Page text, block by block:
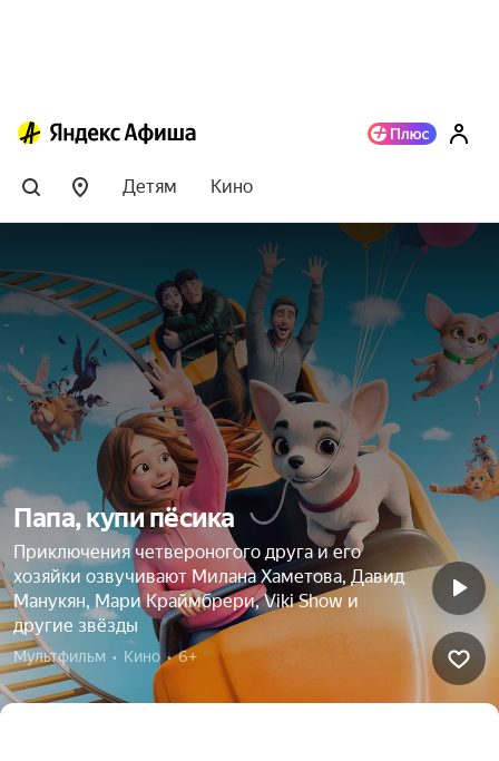
Детям Кино
Папа, купи пёсика
Приключения четвероногого друга и его
хозяйки озвучивают Милана Хаметова, Давид
Манукян, Мари Краймбрери, Viki Show и
другие звёзды
Мультфильм  •  Кино  •  6+